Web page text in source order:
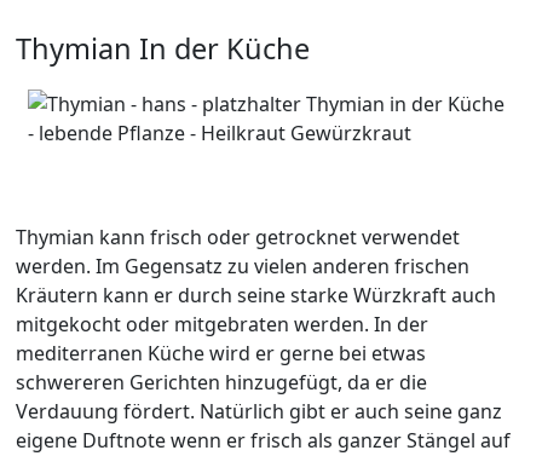
Thymian In der Küche
Thymian kann frisch oder getrocknet verwendet
werden. Im Gegensatz zu vielen anderen frischen
Kräutern kann er durch seine starke Würzkraft auch
mitgekocht oder mitgebraten werden. In der
mediterranen Küche wird er gerne bei etwas
schwereren Gerichten hinzugefügt, da er die
Verdauung fördert. Natürlich gibt er auch seine ganz
eigene Duftnote wenn er frisch als ganzer Stängel auf